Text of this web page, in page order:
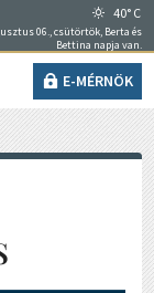
40° C
06., csütörtök, Berta és
Bettina napja van.
E-MÉRNÖK